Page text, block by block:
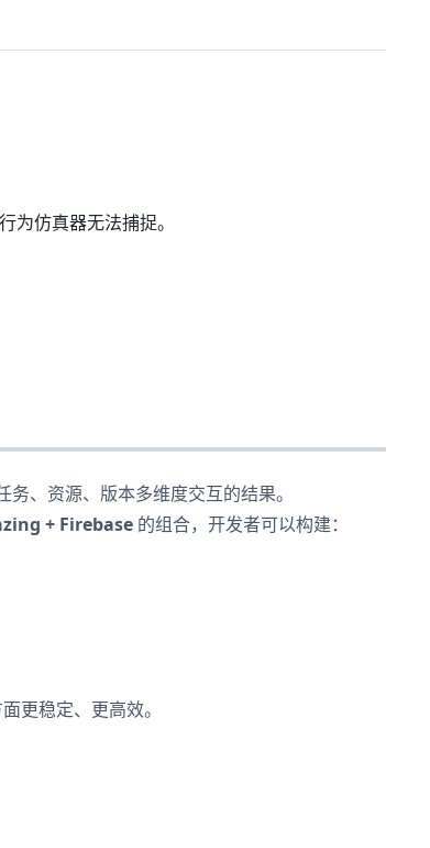
为仿真器无法捕捉。
、资源、版本多维度交互的结果。
+ Firebase 的组合，开发者可以构建：
更稳定、更高效。